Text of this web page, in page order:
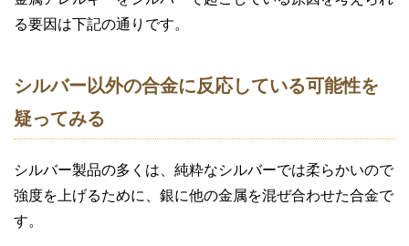
る要因は下記の通りです。
シルバー以外の合金に反応している可能性を
疑ってみる
シルバー製品の多くは、純粋なシルバーでは柔らかいので
強度を上げるために、銀に他の金属を混ぜ合わせた合金で
す。